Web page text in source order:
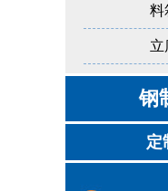
料
立
钢
定